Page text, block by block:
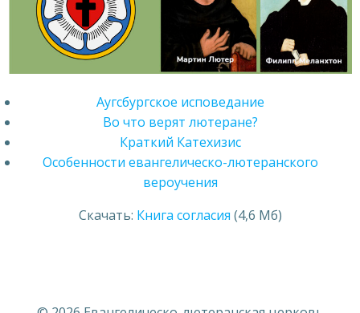
Аугсбургское исповедание
Во что верят лютеране?
Краткий Катехизис
Особенности евангелическо-лютеранского
вероучения
Скачать: Книга согласия (4,6 Мб)